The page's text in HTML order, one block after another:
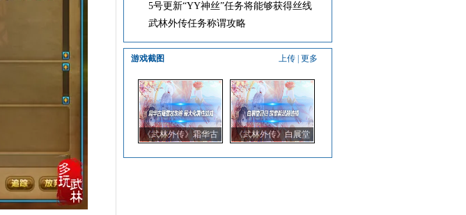
5号更新“YY神丝”任务将能够获得丝线
武林外传任务称谓攻略
上传 更多
游戏截图
《武林外传》霜华古
《武林外传》白展堂